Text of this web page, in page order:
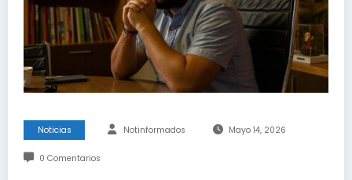
Noticias Notinformados Mayo 14, 2026
0 Comentarios